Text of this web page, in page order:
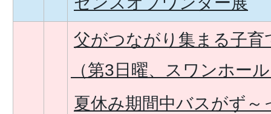
父がつながり集まる子
（第3日曜、スワンホー
夏休み期間中バスがず～